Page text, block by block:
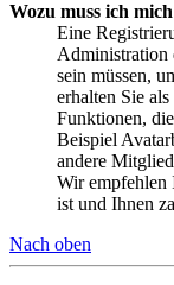
Wozu muss ich
Eine
Administration
sein müssen,
erhalten Sie
Funktionen,
Beispiel
andere
Wir empfehlen
ist und Ihnen
Nach oben